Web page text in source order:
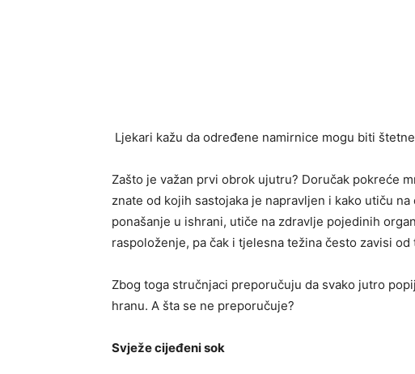
Ljekari kažu da određene namirnice mogu biti
Zašto je važan prvi obrok ujutru? Doručak pokreće
znate od kojih sastojaka je napravljen i kako utiču
ponašanje u ishrani, utiče na zdravlje pojedinih
raspoloženje, pa čak i tjelesna težina često zavisi
Zbog toga stručnjaci preporučuju da svako jutro
hranu. A šta se ne preporučuje?
Svježe cijeđeni sok